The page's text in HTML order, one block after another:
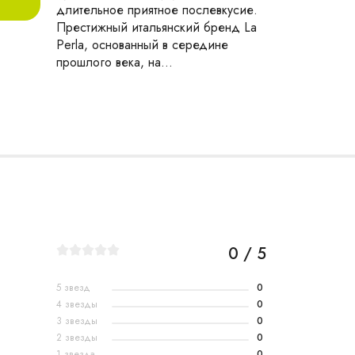
длительное приятное послевкусие.
Престижный итальянский бренд La
Perla, основанный в середине
прошлого века, на...
0 / 5
5 звезд
0
4 звезды
0
3 звезды
0
2 звезды
0